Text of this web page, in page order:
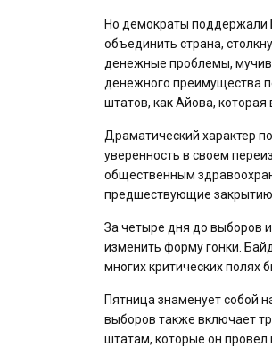
Но демократы поддержали
объединить страна,
денежные проблемы,
денежного преимущества
штатов, как Айова, которая
Драматический характер
уверенность в своем
общественным
предшествующие закрытию
За четыре дня до выборов
изменить форму гонки.
многих критических полях
Пятница знаменует собой
выборов также включает
штатам, которые он провел